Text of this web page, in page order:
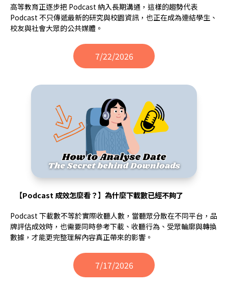
高等教育正逐步把 Podcast 納入長期溝通，這樣的趨勢代表
Podcast 不只傳遞最新的研究與校園資訊，也正在成為連結學生、
校友與社會大眾的公共媒體。
7/22/2026
【Podcast 成效怎麼看？】為什麼下載數已經不夠了
Podcast 下載數不等於實際收聽人數，當聽眾分散在不同平台，品
牌評估成效時，也需要同時參考下載、收聽行為、受眾輪廓與轉換
數據，才能更完整理解內容真正帶來的影響。
7/17/2026